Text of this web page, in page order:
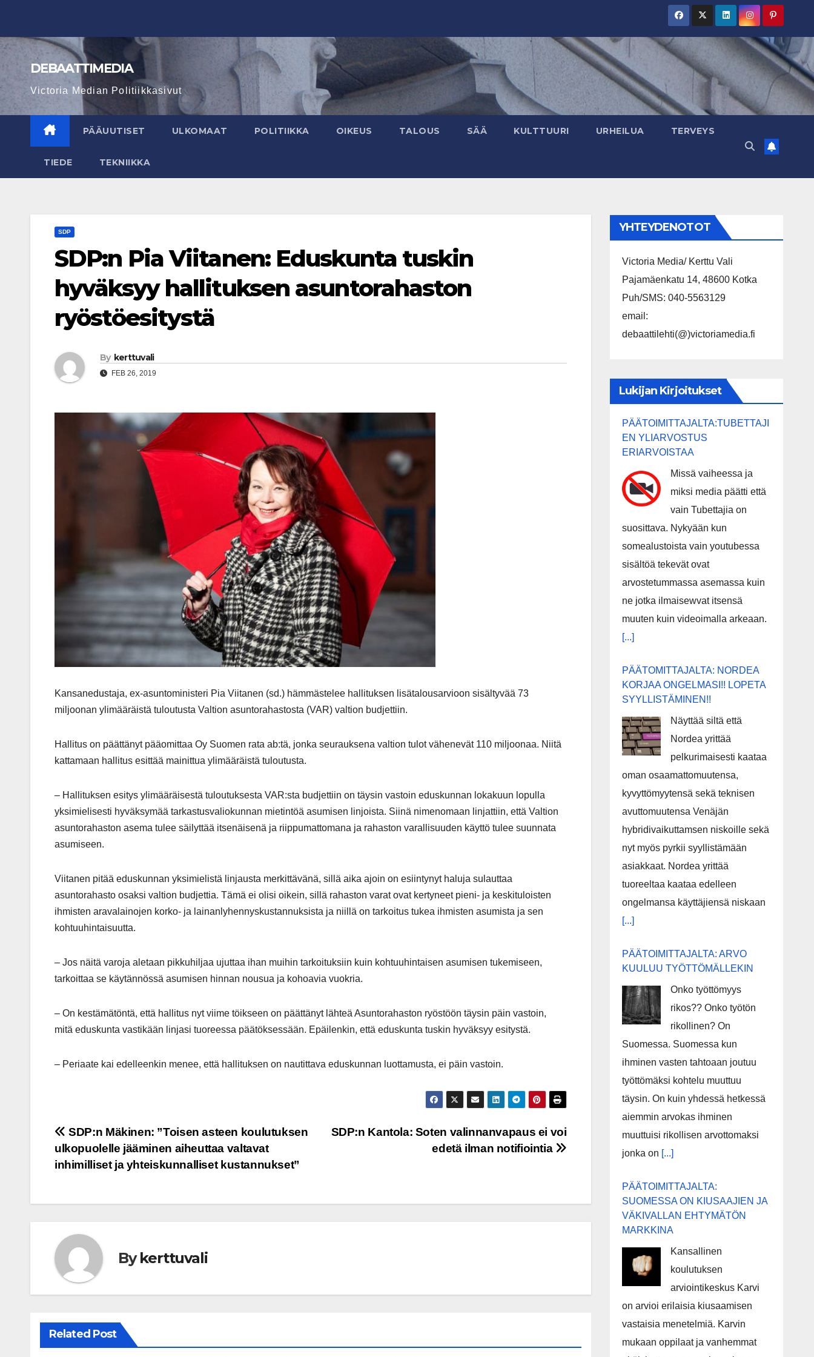
content
DEBAATTIMEDIA
Victoria Median Politiikkasivut
PÄÄUUTISET ULKOMAAT POLITIIKKA OIKEUS TALOUS SÄÄ KULTTUURI URHEILUA TERVEYS
TIEDE TEKNIIKKA
SDP
SDP:n Pia Viitanen: Eduskunta tuskin
hyväksyy hallituksen asuntorahaston
ryöstöesitystä
By kerttuvali
FEB 26, 2019
Kansanedustaja, ex-asuntoministeri Pia Viitanen (sd.) hämmästelee hallituksen lisätalousarvioon sisältyvää 73
miljoonan ylimääräistä tuloutusta Valtion asuntorahastosta (VAR) valtion budjettiin.
Hallitus on päättänyt pääomittaa Oy Suomen rata ab:tä, jonka seurauksena valtion tulot vähenevät 110 miljoonaa. Niitä
kattamaan hallitus esittää mainittua ylimääräistä tuloutusta.
– Hallituksen esitys ylimääräisestä tuloutuksesta VAR:sta budjettiin on täysin vastoin eduskunnan lokakuun lopulla
yksimielisesti hyväksymää tarkastusvaliokunnan mietintöä asumisen linjoista. Siinä nimenomaan linjattiin, että Valtion
asuntorahaston asema tulee säilyttää itsenäisenä ja riippumattomana ja rahaston varallisuuden käyttö tulee suunnata
asumiseen.
Viitanen pitää eduskunnan yksimielistä linjausta merkittävänä, sillä aika ajoin on esiintynyt haluja sulauttaa
asuntorahasto osaksi valtion budjettia. Tämä ei olisi oikein, sillä rahaston varat ovat kertyneet pieni- ja keskituloisten
ihmisten aravalainojen korko- ja lainanlyhennyskustannuksista ja niillä on tarkoitus tukea ihmisten asumista ja sen
kohtuuhintaisuutta.
– Jos näitä varoja aletaan pikkuhiljaa ujuttaa ihan muihin tarkoituksiin kuin kohtuuhintaisen asumisen tukemiseen,
tarkoittaa se käytännössä asumisen hinnan nousua ja kohoavia vuokria.
– On kestämätöntä, että hallitus nyt viime töikseen on päättänyt lähteä Asuntorahaston ryöstöön täysin päin vastoin,
mitä eduskunta vastikään linjasi tuoreessa päätöksessään. Epäilenkin, että eduskunta tuskin hyväksyy esitystä.
– Periaate kai edelleenkin menee, että hallituksen on nautittava eduskunnan luottamusta, ei päin vastoin.
Post
navigation
SDP:n Kantola: Soten valinnanvapaus ei voi
edetä ilman notifiointia
SDP:n Mäkinen: ”Toisen asteen koulutuksen
ulkopuolelle jääminen aiheuttaa valtavat
inhimilliset ja yhteiskunnalliset kustannukset”
Bykerttuvali
Related Post
YHTEYDENOTOT
Victoria Media/ Kerttu Vali
Pajamäenkatu 14, 48600 Kotka
Puh/SMS: 040-5563129
email:
debaattilehti(@)victoriamedia.fi
Lukijan Kirjoitukset
PÄÄTOIMITTAJALTA:TUBETTAJI
EN YLIARVOSTUS
ERIARVOISTAA
Missä vaiheessa ja
miksi media päätti että
vain Tubettajia on
suosittava. Nykyään kun
somealustoista vain youtubessa
sisältöä tekevät ovat
arvostetummassa asemassa kuin
ne jotka ilmaisewvat itsensä
muuten kuin videoimalla arkeaan.
[...]
PÄÄTOMITTAJALTA: NORDEA
KORJAA ONGELMASI!! LOPETA
SYYLLISTÄMINEN!!
Näyttää siltä että
Nordea yrittää
pelkurimaisesti kaataa
oman osaamattomuutensa,
kyvyttömyytensä sekä teknisen
avuttomuutensa Venäjän
hybridivaikuttamsen niskoille sekä
nyt myös pyrkii syyllistämään
asiakkaat. Nordea yrittää
tuoreeltaa kaataa edelleen
ongelmansa käyttäjiensä niskaan
[...]
PÄÄTOIMITTAJALTA: ARVO
KUULUU TYÖTTÖMÄLLEKIN
Onko työttömyys
rikos?? Onko työtön
rikollinen? On
Suomessa. Suomessa kun
ihminen vasten tahtoaan joutuu
työttömäksi kohtelu muuttuu
täysin. On kuin yhdessä hetkessä
aiemmin arvokas ihminen
muuttuisi rikollisen arvottomaksi
jonka on [...]
PÄÄTOIMITTAJALTA:
SUOMESSA ON KIUSAAJIEN JA
VÄKIVALLAN EHTYMÄTÖN
MARKKINA
Kansallinen
koulutuksen
arviointikeskus Karvi
on arvioi erilaisia kiusaamisen
vastaisia menetelmiä. Karvin
mukaan oppilaat ja vanhemmat